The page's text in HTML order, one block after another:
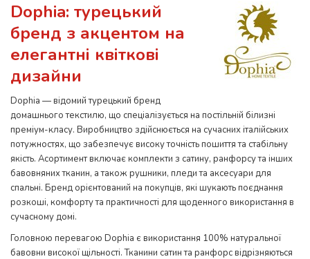
Dophia: турецький
бренд з акцентом на
елегантні квіткові
дизайни
Dophia — відомий турецький бренд
домашнього текстилю, що спеціалізується на постільній білизні
преміум-класу. Виробництво здійснюється на сучасних італійських
потужностях, що забезпечує високу точність пошиття та стабільну
якість. Асортимент включає комплекти з сатину, ранфорсу та інших
бавовняних тканин, а також рушники, пледи та аксесуари для
спальні. Бренд орієнтований на покупців, які шукають поєднання
розкоші, комфорту та практичності для щоденного використання в
сучасному домі.
Головною перевагою Dophia є використання 100% натуральної
бавовни високої щільності. Тканини сатин та ранфорс відрізняються